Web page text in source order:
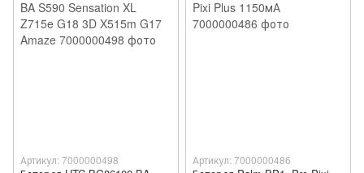
Артикул: 7000000498 Артикул: 7000000486